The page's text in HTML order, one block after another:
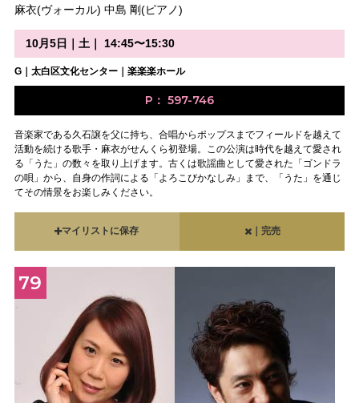
麻衣(ヴォーカル) 中島 剛(ピアノ)
10月5日｜土｜ 14:45〜15:30
G｜太白区文化センター｜楽楽楽ホール
P： 597-746
音楽家である久石譲を父に持ち、合唱からポップスまでフィールドを越えて
活動を続ける歌手・麻衣がせんくら初登場。この公演は時代を越えて愛され
る「うた」の数々を取り上げます。古くは歌謡曲として愛された「ゴンドラ
の唄」から、自身の作詞による「よろこびかなしみ」まで、「うた」を通じ
てその情景をお楽しみください。
マイリストに保存 ｜完売
79